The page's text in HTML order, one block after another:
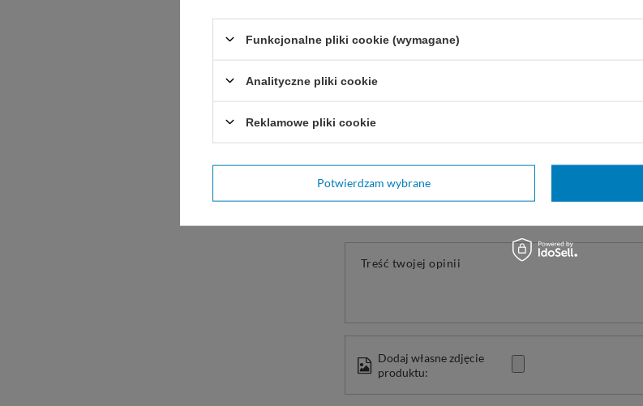
Potrzebujesz pomocy? Masz pytania?
5/5
Treść twojej opinii
Dodaj własne zdjęcie
produktu:
Funkcjonalne pliki cookie (wymagane)
Analityczne pliki cookie
Reklamowe pliki cookie
Potwierdzam wybrane